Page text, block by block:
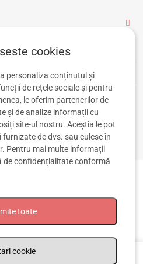
rezervate. CIF: RO43319853, Reg.
cookies
personaliza conținutul și
de rețele sociale și pentru
le oferim partenerilor de
și de analize informații cu
site-ul nostru. Aceștia le pot
de dvs. sau culese în
Pentru mai multe informații
de confidențialitateconformă
toate
cookie